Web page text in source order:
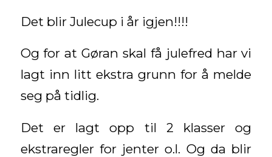
Det blir Julecup i år igjen!!!!
Og for at Gøran skal få julefred har vi
lagt inn litt ekstra grunn for å melde
seg på tidlig.
Det er lagt opp til 2 klasser og
ekstraregler for jenter o.l. Og da blir